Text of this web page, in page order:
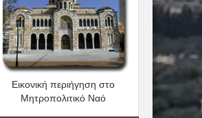
Εικονική περιήγηση στο
Μητροπολιτικό Ναό